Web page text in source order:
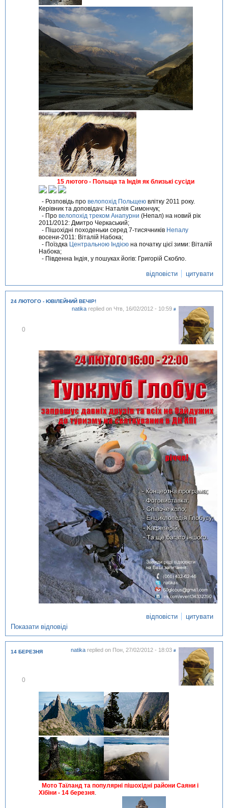
15 лютого - Польща та Індія як близькі сусіди
- Розповідь про велопохід Польщею влітку 2011 року.
Керівник та доповідач: Наталія Симончук;
- Про велопохід треком Анапурни (Непал) на новий рік
2011/2012: Дмитро Черкаський;
- Пішохідні походеньки серед 7-тисячників Непалу
восени-2011: Віталій Набока;
- Поїздка Центральною Індією на початку цієї зими: Віталій
Набока;
- Південна Індія, у пошуках йогів: Григорій Скобло.
відповісти цитувати
24 ЛЮТОГО - ЮВІЛЕЙНИЙ ВЕЧІР!
natikareplied on Чтв, 16/02/2012 - 10:59 #
0
відповісти
цитувати
Показати відповіді
14 БЕРЕЗНЯ natikareplied on Пон, 27/02/2012 - 18:03 #
0
Мото Таїланд та популярні пішохідні райони Саяни і
Хібіни - 14 березня.